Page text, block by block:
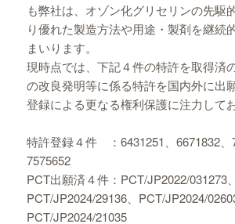
も弊社は、オゾン化グリセリンの先駆
り優れた製造方法や用途・製剤を継続
まいります。
現時点では、下記４件の特許を取得済
の改良発明等に係る特許を国内外に出
登録による更なる権利保護に注力してお
特許登録４件 ：6431251、6671832、
7575652
PCT出願済４件：PCT/JP2022/031273、
PCT/JP2024/29136、PCT/JP2024/
PCT/JP2024/21035